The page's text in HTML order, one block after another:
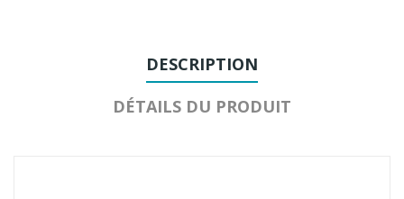
DESCRIPTION
DÉTAILS DU PRODUIT